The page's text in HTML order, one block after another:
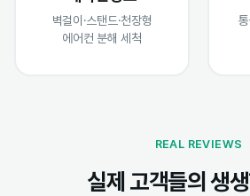
벽걸이·스탠드·천장형
에어컨 분해 세척
REAL REVIEWS
실제 고객들의 생생